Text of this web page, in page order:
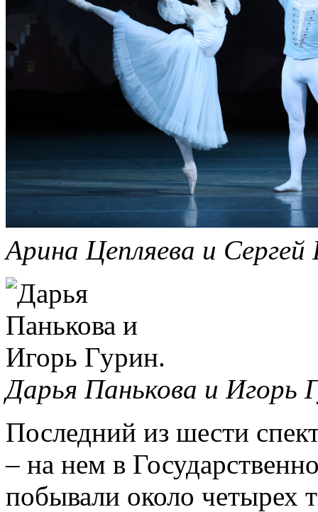
Арина Цепляева и
Дарья Панькова и Игорь
Последний из шести
– на нем в
побывали около четырех